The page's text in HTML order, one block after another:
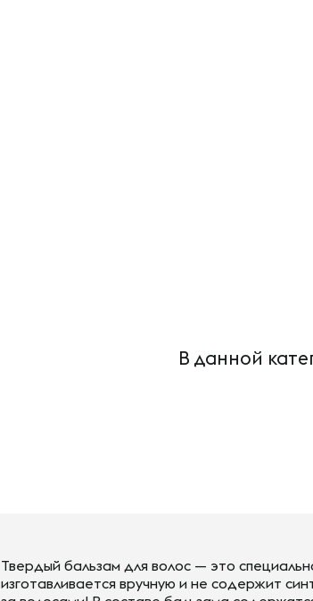
В данной
Твердый бальзам для волос — это
изготавливается вручную и не содержит